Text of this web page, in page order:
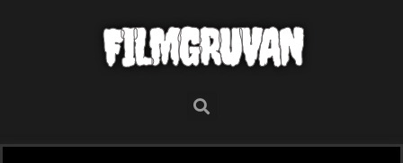
FILMGRUVAN